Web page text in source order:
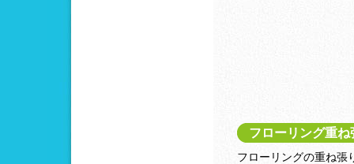
フローリング重ね
フローリングの重ね張